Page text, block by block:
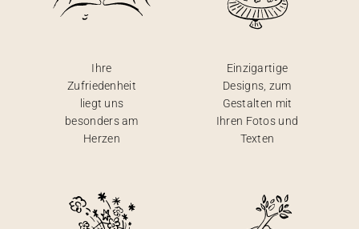
Ihre
Zufriedenheit
liegt uns
besonders am
Herzen
Einzigartige
Designs, zum
Gestalten mit
Ihren Fotos und
Texten